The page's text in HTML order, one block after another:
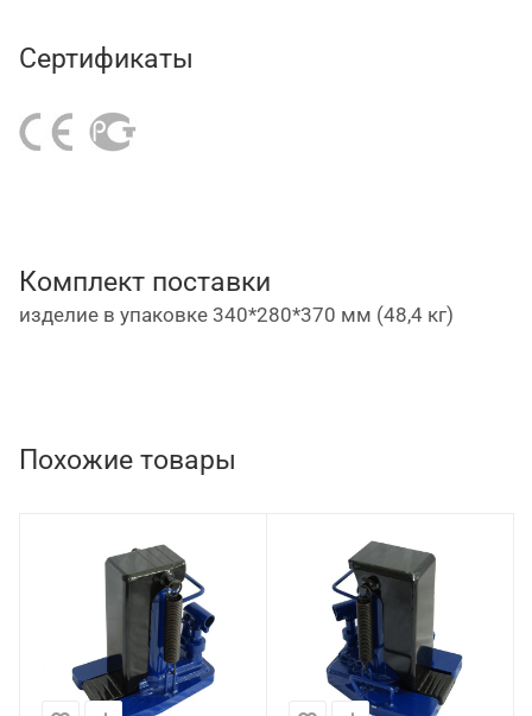
более удобной эксплуатации;
съемная составная рукоятка;
Сертификаты
Комплект поставки
изделие в упаковке 340*280*370 мм (48,4 кг)
Похожие товары